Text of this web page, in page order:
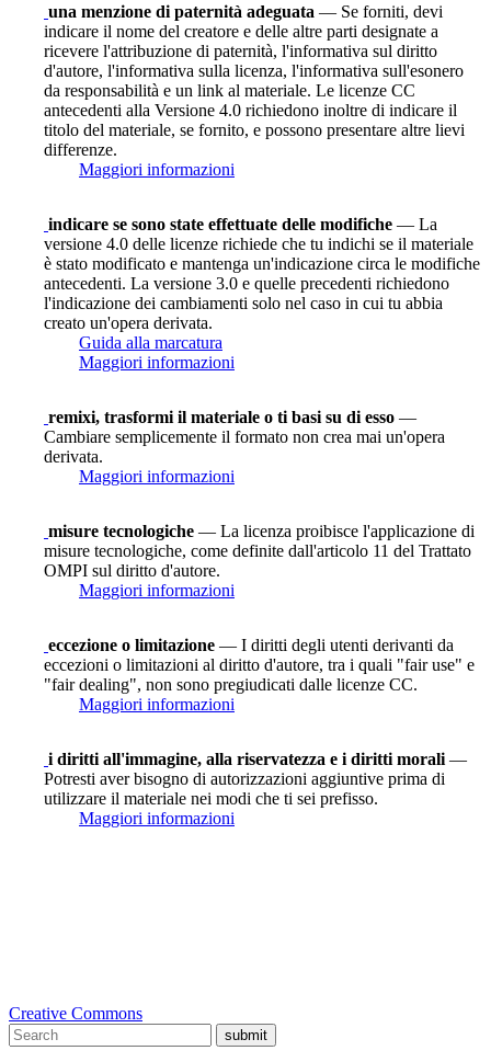
una menzione di paternità adeguata — Se forniti, devi
indicare il nome del creatore e delle altre parti designate a
ricevere l'attribuzione di paternità, l'informativa sul diritto
d'autore, l'informativa sulla licenza, l'informativa sull'esonero
da responsabilità e un link al materiale. Le licenze CC
antecedenti alla Versione 4.0 richiedono inoltre di indicare il
titolo del materiale, se fornito, e possono presentare altre lievi
differenze.
Maggiori informazioni
indicare se sono state effettuate delle modifiche — La
versione 4.0 delle licenze richiede che tu indichi se il materiale
è stato modificato e mantenga un'indicazione circa le modifiche
antecedenti. La versione 3.0 e quelle precedenti richiedono
l'indicazione dei cambiamenti solo nel caso in cui tu abbia
creato un'opera derivata.
Guida alla marcatura
Maggiori informazioni
remixi, trasformi il materiale o ti basi su di esso —
Cambiare semplicemente il formato non crea mai un'opera
derivata.
Maggiori informazioni
misure tecnologiche — La licenza proibisce l'applicazione di
misure tecnologiche, come definite dall'articolo 11 del Trattato
OMPI sul diritto d'autore.
Maggiori informazioni
eccezione o limitazione — I diritti degli utenti derivanti da
eccezioni o limitazioni al diritto d'autore, tra i quali "fair use" e
"fair dealing", non sono pregiudicati dalle licenze CC.
Maggiori informazioni
i diritti all'immagine, alla riservatezza e i diritti morali —
Potresti aver bisogno di autorizzazioni aggiuntive prima di
utilizzare il materiale nei modi che ti sei prefisso.
Maggiori informazioni
Creative Commons
submit